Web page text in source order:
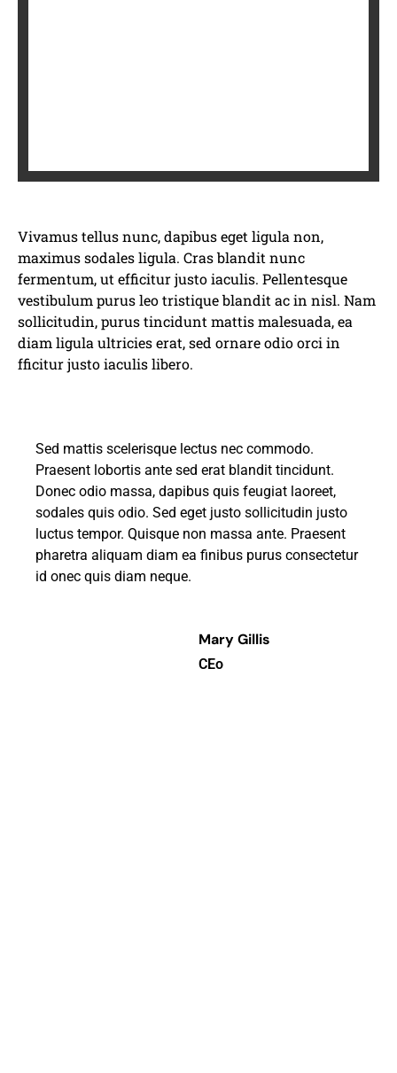
Vivamus tellus nunc, dapibus eget ligula non,
maximus sodales ligula. Cras blandit nunc
fermentum, ut efficitur justo iaculis. Pellentesque
vestibulum purus leo tristique blandit ac in nisl. Nam
sollicitudin, purus tincidunt mattis malesuada, ea
diam ligula ultricies erat, sed ornare odio orci in
fficitur justo iaculis libero.
Sed mattis scelerisque lectus nec commodo.
Praesent lobortis ante sed erat blandit tincidunt.
Donec odio massa, dapibus quis feugiat laoreet,
sodales quis odio. Sed eget justo sollicitudin justo
luctus tempor. Quisque non massa ante. Praesent
pharetra aliquam diam ea finibus purus consectetur
id onec quis diam neque.
Mary Gillis
CEo